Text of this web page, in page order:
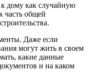
к дому как случайную
часть общей
Даже если
могут жить в своем
какие данные
и на каком